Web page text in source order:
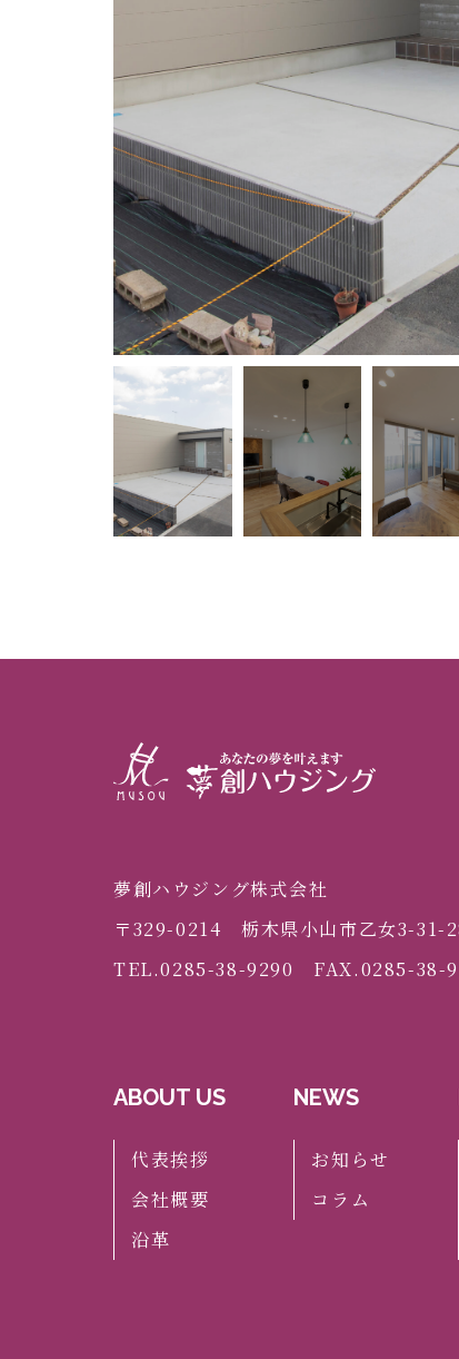
夢創ハウジング株式会社
〒329-0214 栃木県小山市乙女3-31-
TEL.0285-38-9290 FAX.0285-38-
ABOUT US
代表挨拶
会社概要
沿革
NEWS
お知らせ
コラム